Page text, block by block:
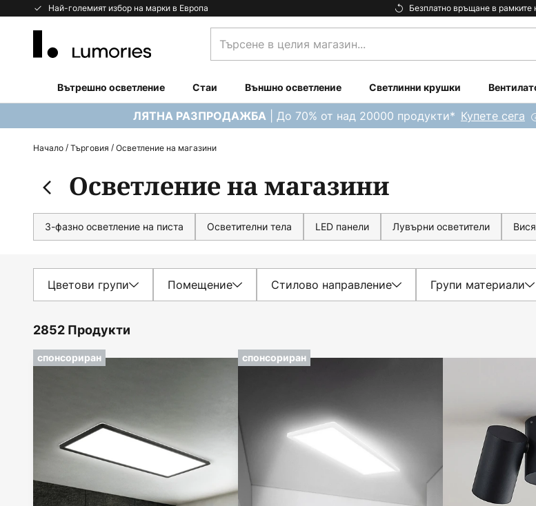
Най-големият избор на марки в Европа Безплатно връщане в рамките
Прескачане
магазин...
Вътрешно осветление Стаи Външно осветление Светлинни крушки
ЛЯТНА РАЗПРОДАЖБА | До 70% от над 20000 продукти* Купете сега
Начало Търговия Осветление на магазини
Осветление на магазини
3-фазно осветление на писта Осветителни тела LED панели Лувърни осветители
Цветови групи Помещение Стилово направление Групи материали
2852 Продукти
спонсориран спонсориран